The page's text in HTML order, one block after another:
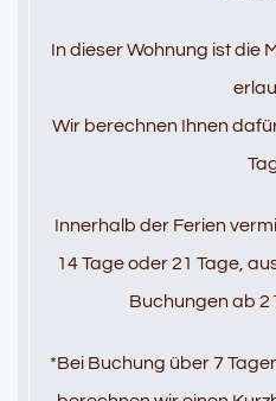
In dieser Wohnung ist die
Wir berechnen Ihnen
Innerhalb der Ferien
14 Tage oder 21 Tage,
Buchungen ab 2
*Bei Buchung über 7